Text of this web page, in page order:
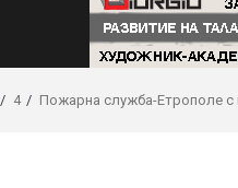
4 Пожарна служба-Етрополе с